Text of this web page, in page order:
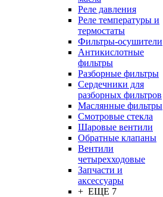
Реле давления
Реле температуры и
термостаты
Фильтры-осушители
Антикислотные
фильтры
Разборные фильтры
Сердечники для
разборных фильтров
Маслянные фильтры
Смотровые стекла
Шаровые вентили
Обратные клапаны
Вентили
четырехходовые
Запчасти и
аксессуары
+ ЕЩЕ 7